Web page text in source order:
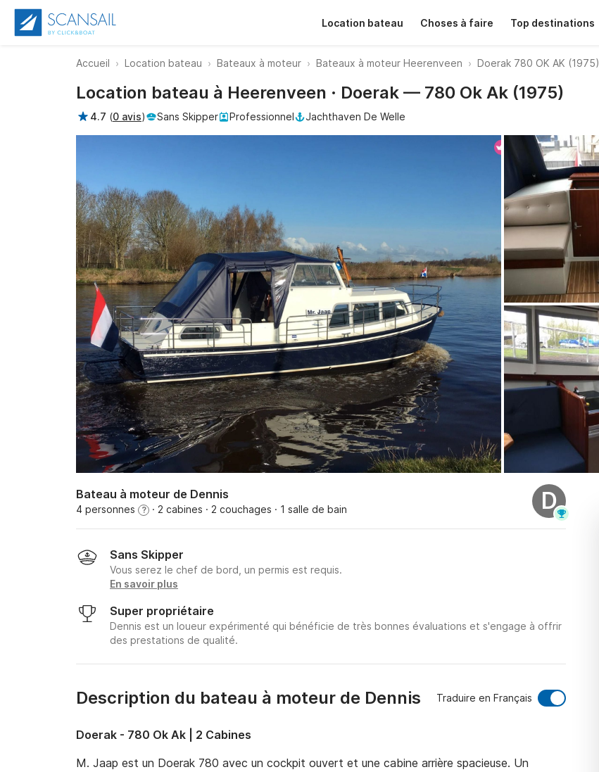
Location bateau Choses à faire Top destinations
Accueil Location bateau Bateaux à moteur Bateaux à moteur Heerenveen Doerak 780 OK AK (1975)
Location bateau à Heerenveen · Doerak — 780 Ok Ak (1975)
4.7 (0 avis) Sans Skipper Professionnel Jachthaven De Welle
Bateau à moteur de Dennis
4 personnes ? · 2 cabines · 2 couchages · 1 salle de bain D
Sans Skipper
Vous serez le chef de bord, un permis est requis.
En savoir plus
Super propriétaire
Dennis est un loueur expérimenté qui bénéficie de très bonnes évaluations et s'engage à offrir
des prestations de qualité.
Description du bateau à moteur de Dennis Traduire en Français
Doerak - 780 Ok Ak | 2 Cabines
M. Jaap est un Doerak 780 avec un cockpit ouvert et une cabine arrière spacieuse. Un